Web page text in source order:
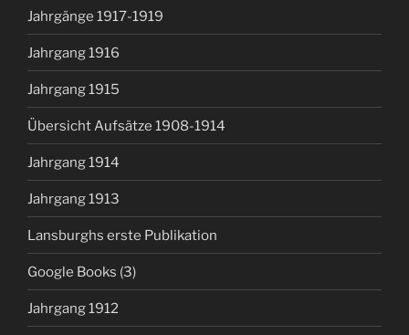
Jahrgänge 1917-1919
Jahrgang 1916
Jahrgang 1915
Übersicht Aufsätze 1908-1914
Jahrgang 1914
Jahrgang 1913
Lansburghs erste Publikation
Google Books (3)
Jahrgang 1912